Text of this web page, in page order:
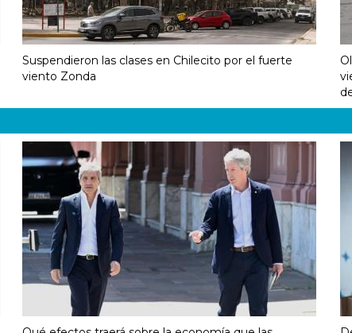
Suspendieron las clases en Chilecito por el fuerte
viento Zonda